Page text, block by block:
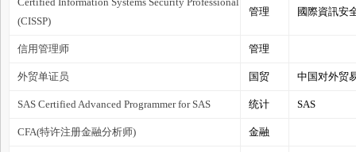
(CISSP)
管理 國際資訊安
信用管理师 管理
外贸单证员 国贸 中国对外贸
SAS Certified Advanced Programmer for SAS 统计 SAS
CFA(特许注册金融分析师) 金融